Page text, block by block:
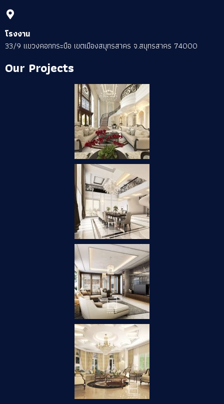
โรงงาน
33/9 แขวงคอกกระบือ เขตเมืองสมุทรสาคร จ.สมุทรสาคร 74000
Our Projects